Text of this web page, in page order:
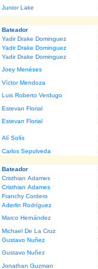
Junior Lake
Bateador
Yadir Drake Dominguez
Yadir Drake Dominguez
Yadir Drake Dominguez
Joey Menéses
Víctor Mendoza
Luis Roberto Verdugo
Estevan Florial
Estevan Florial
Alí Solís
Carlos Sepulveda
Bateador
Cristhian Adames
Cristhian Adames
Franchy Cordero
Aderlin Rodríguez
Marco Hernández
Michael De La Cruz
Gustavo Nuñez
Gustavo Nuñez
Jonathan Guzman